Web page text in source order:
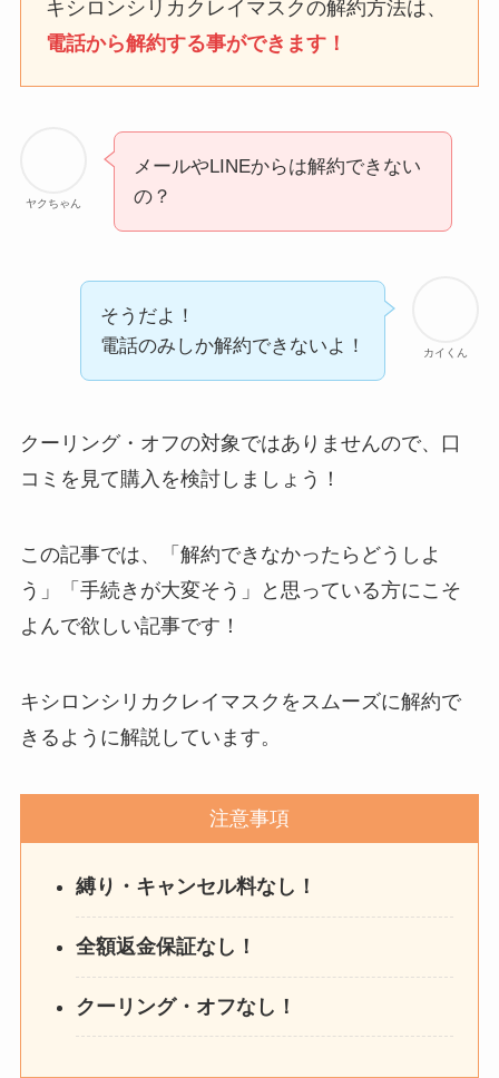
解約できない？電話以外
に手続きする方法ある？
ニューZの解約まとめ！
電話が繋がらない時の裏
解約できない？バロニー
を完全攻略
キシロンシリカクレイマスクの解約方法は、
電話から解約する事ができます！
ヤクちゃん
メールやLINEからは解約できない
の？
カイくん
そうだよ！
電話のみしか解約できないよ！
クーリング・オフの対象ではありませんので、口
コミを見て購入を検討しましょう！
この記事では、「解約できなかったらどうしよ
う」「手続きが大変そう」と思っている方にこそ
よんで欲しい記事です！
キシロンシリカクレイマスクをスムーズに解約で
きるように解説しています。
注意事項
縛り・キャンセル料なし！
全額返金保証なし！
クーリング・オフなし！